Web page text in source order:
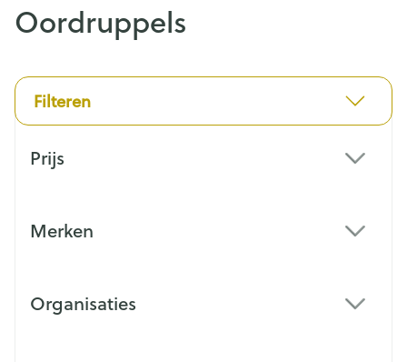
Oordruppels
Filteren
Prijs
Merken
Organisaties